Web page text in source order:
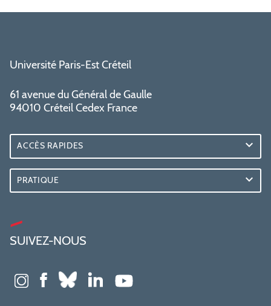
Université Paris-Est Créteil
61 avenue du Général de Gaulle
94010 Créteil Cedex France
ACCÈS RAPIDES
PRATIQUE
SUIVEZ-NOUS